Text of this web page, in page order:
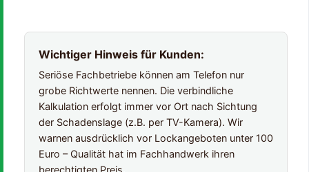
Wichtiger Hinweis für Kunden:
Seriöse Fachbetriebe können am Telefon nur
grobe Richtwerte nennen. Die verbindliche
Kalkulation erfolgt immer vor Ort nach Sichtung
der Schadenslage (z.B. per TV-Kamera). Wir
warnen ausdrücklich vor Lockangeboten unter 100
Euro – Qualität hat im Fachhandwerk ihren